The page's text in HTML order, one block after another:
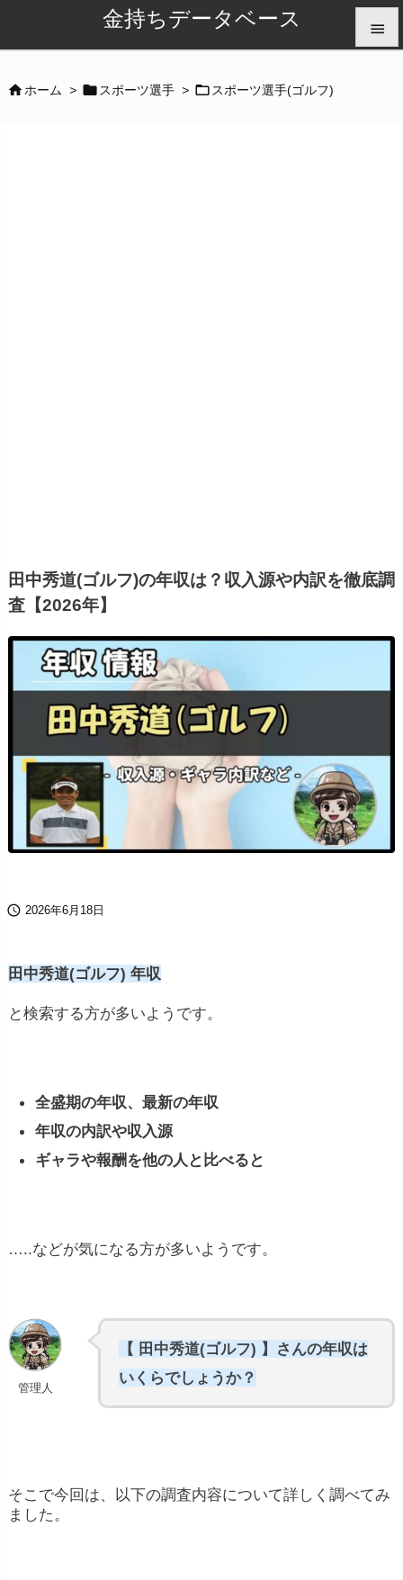
金持ちデータベース 
ホーム >  スポーツ選手 >  スポーツ選手(ゴルフ)
田中秀道(ゴルフ)の年収は？収入源や内訳を徹底調
査【2026年】
 2026年6月18日
田中秀道(ゴルフ) 年収
と検索する方が多いようです。
全盛期の年収、最新の年収
年収の内訳や収入源
ギャラや報酬を他の人と比べると
…..などが気になる方が多いようです。
管理人
【 田中秀道(ゴルフ) 】さんの年収は
いくらでしょうか？
そこで今回は、以下の調査内容について詳しく調べてみ
ました。